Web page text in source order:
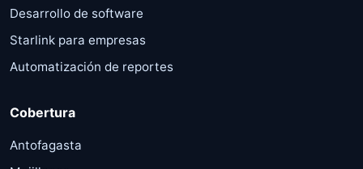
Desarrollo de software
Starlink para empresas
Automatización de reportes
Cobertura
Antofagasta